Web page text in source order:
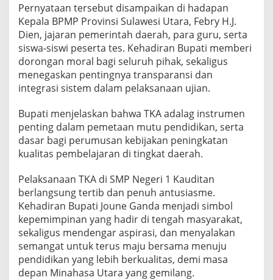
Pernyataan tersebut disampaikan di hadapan
Kepala BPMP Provinsi Sulawesi Utara, Febry H.J.
Dien, jajaran pemerintah daerah, para guru, serta
siswa-siswi peserta tes. Kehadiran Bupati memberi
dorongan moral bagi seluruh pihak, sekaligus
menegaskan pentingnya transparansi dan
integrasi sistem dalam pelaksanaan ujian.
Bupati menjelaskan bahwa TKA adalag instrumen
penting dalam pemetaan mutu pendidikan, serta
dasar bagi perumusan kebijakan peningkatan
kualitas pembelajaran di tingkat daerah.
Pelaksanaan TKA di SMP Negeri 1 Kauditan
berlangsung tertib dan penuh antusiasme.
Kehadiran Bupati Joune Ganda menjadi simbol
kepemimpinan yang hadir di tengah masyarakat,
sekaligus mendengar aspirasi, dan menyalakan
semangat untuk terus maju bersama menuju
pendidikan yang lebih berkualitas, demi masa
depan Minahasa Utara yang gemilang.